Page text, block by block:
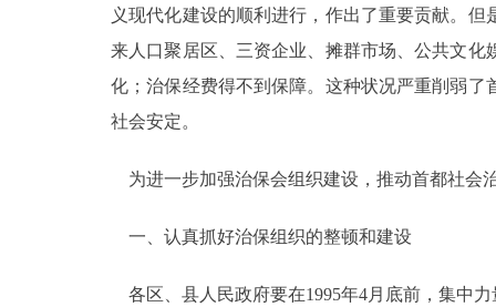
个人服务
便民服务
义现代化建设的顺利进行，作出了重要贡献。
来人口聚居区、三资企业、摊群市场、公共文
化；治保经费得不到保障。这种状况严重削弱
社会安定。
为进一步加强治保会组织建设，推动首都社会
一、认真抓好治保组织的整顿和建设
各区、县人民政府要在1995年4月底前，集中